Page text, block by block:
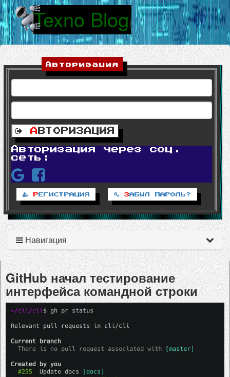
Texno Blog|
Авторизация
А ВТОРИЗАЦИЯ
Авторизация через соц.
сеть:
Р ЕГИСТРАЦИЯ ЗАБЫЛ ПАРОЛЬ?
Навигация
GitHub начал тестирование
интерфейса командной строки